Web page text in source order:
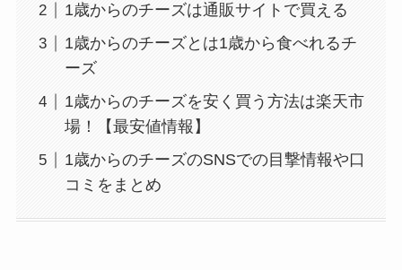
1歳からのチーズは通販サイトで買える
1歳からのチーズとは1歳から食べれるチ
ーズ
1歳からのチーズを安く買う方法は楽天市
場！【最安値情報】
1歳からのチーズのSNSでの目撃情報や口
コミをまとめ